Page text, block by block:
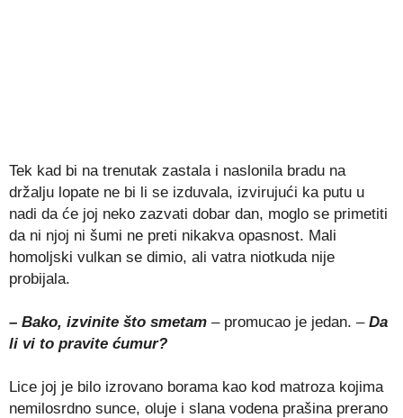
Tek kad bi na trenutak zastala i naslonila bradu na
držalju lopate ne bi li se izduvala, izvirujući ka putu u
nadi da će joj neko zazvati dobar dan, moglo se primetiti
da ni njoj ni šumi ne preti nikakva opasnost. Mali
homoljski vulkan se dimio, ali vatra niotkuda nije
probijala.
– Bako, izvinite što smetam – promucao je jedan. – Da
li vi to pravite ćumur?
Lice joj je bilo izrovano borama kao kod matroza kojima
nemilosrdno sunce, oluje i slana vodena prašina prerano